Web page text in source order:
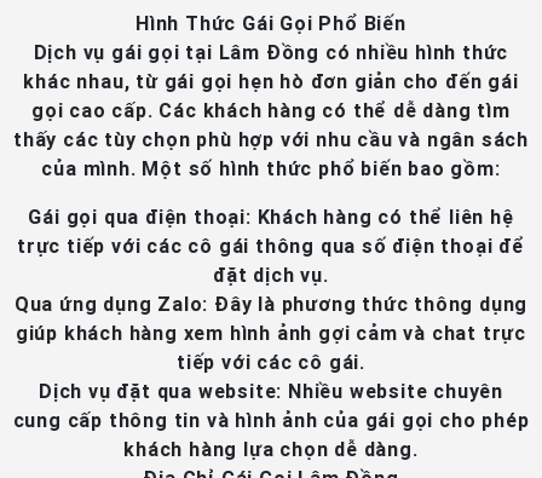
Hình Thức Gái Gọi Phổ Biến
Dịch vụ gái gọi tại Lâm Đồng có nhiều hình thức
khác nhau, từ gái gọi hẹn hò đơn giản cho đến gái
gọi cao cấp. Các khách hàng có thể dễ dàng tìm
thấy các tùy chọn phù hợp với nhu cầu và ngân sách
của mình. Một số hình thức phổ biến bao gồm:
Gái gọi qua điện thoại: Khách hàng có thể liên hệ
trực tiếp với các cô gái thông qua số điện thoại để
đặt dịch vụ.
Qua ứng dụng Zalo: Đây là phương thức thông dụng
giúp khách hàng xem hình ảnh gợi cảm và chat trực
tiếp với các cô gái.
Dịch vụ đặt qua website: Nhiều website chuyên
cung cấp thông tin và hình ảnh của gái gọi cho phép
khách hàng lựa chọn dễ dàng.